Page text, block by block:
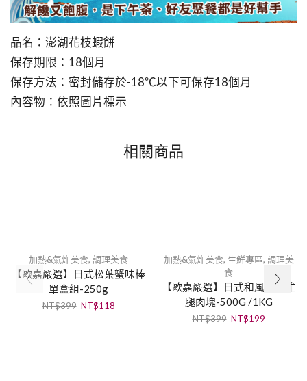
品名：澎湖花枝蝦餅
保存期限：18個月
保存方法：密封儲存於-18℃以下可保存18個月
內容物：依照圖片標示
相關商品
加熱&氣炸美食, 調理美食
【歐嘉嚴選】日式松葉蟹味棒
單盒組-250g
NT$399 NT$118
加熱&氣炸美食, 生鮮專區, 調理美
食
【歐嘉嚴選】日式和風唐揚雞
腿肉塊-500G /1KG
NT$399 NT$199